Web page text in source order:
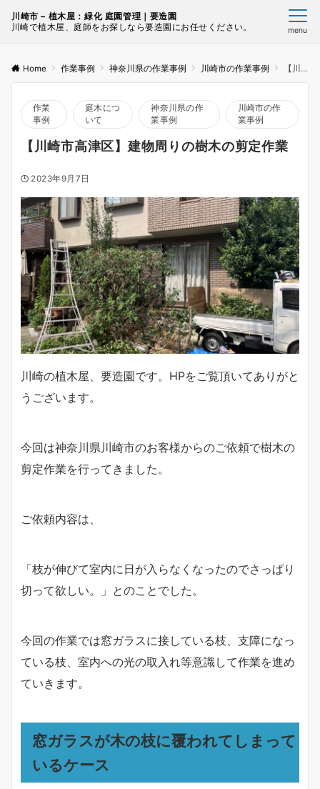
川崎市 – 植木屋：緑化 庭園管理｜要造園
川崎で植木屋、庭師をお探しなら要造園にお任せください。
menu
Home 作業事例 神奈川県の作業事例 川崎市の作業事例 【川崎市高津区】建物周りの樹木の剪定作業
作業
事例
庭木につ
いて
神奈川県の作
業事例
川崎市の作
業事例
【川崎市高津区】建物周りの樹木の剪定作業
2023年9月7日
川崎の植木屋、要造園です。HPをご覧頂いてありがと
うございます。
今回は神奈川県川崎市のお客様からのご依頼で樹木の
剪定作業を行ってきました。
ご依頼内容は、
「枝が伸びて室内に日が入らなくなったのでさっぱり
切って欲しい。」とのことでした。
今回の作業では窓ガラスに接している枝、支障になっ
ている枝、室内への光の取入れ等意識して作業を進め
ていきます。
窓ガラスが木の枝に覆われてしまって
いるケース